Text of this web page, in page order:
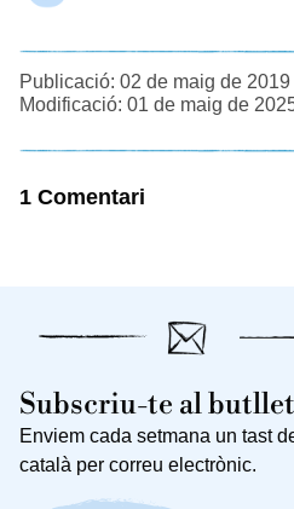
Publicació: 02 de maig de
Modificació: 01 de maig de
1 Comentari
Subscriu-te al
Enviem cada setmana un tast
català per correu electrònic.